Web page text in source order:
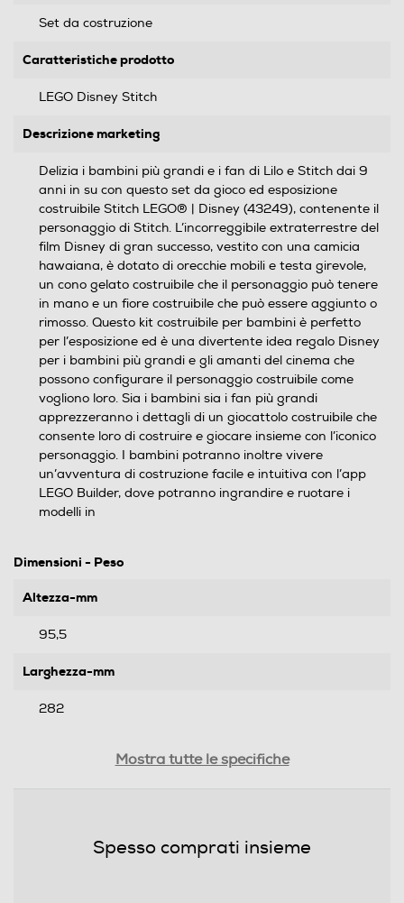
Set da costruzione
Caratteristiche prodotto
LEGO Disney Stitch
Descrizione marketing
Delizia i bambini più grandi e i fan di Lilo e Stitch dai 9
anni in su con questo set da gioco ed esposizione
costruibile Stitch LEGO® | Disney (43249), contenente il
personaggio di Stitch. L’incorreggibile extraterrestre del
film Disney di gran successo, vestito con una camicia
hawaiana, è dotato di orecchie mobili e testa girevole,
un cono gelato costruibile che il personaggio può tenere
in mano e un fiore costruibile che può essere aggiunto o
rimosso. Questo kit costruibile per bambini è perfetto
per l’esposizione ed è una divertente idea regalo Disney
per i bambini più grandi e gli amanti del cinema che
possono configurare il personaggio costruibile come
vogliono loro. Sia i bambini sia i fan più grandi
apprezzeranno i dettagli di un giocattolo costruibile che
consente loro di costruire e giocare insieme con l’iconico
personaggio. I bambini potranno inoltre vivere
un’avventura di costruzione facile e intuitiva con l’app
LEGO Builder, dove potranno ingrandire e ruotare i
modelli in
Dimensioni - Peso
Altezza-mm
95,5
Larghezza-mm
282
Mostra tutte le specifiche
Spesso comprati insieme